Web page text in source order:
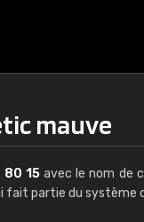
mauve
80 15avec le nom de
fait partie du système